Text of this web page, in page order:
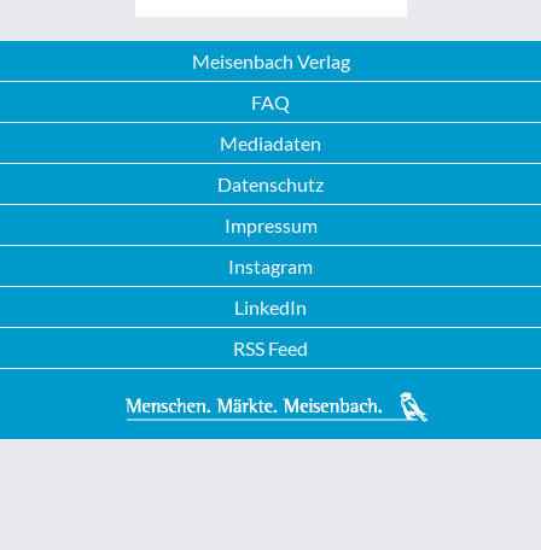
Meisenbach Verlag
FAQ
Mediadaten
Datenschutz
Impressum
Instagram
LinkedIn
RSS Feed